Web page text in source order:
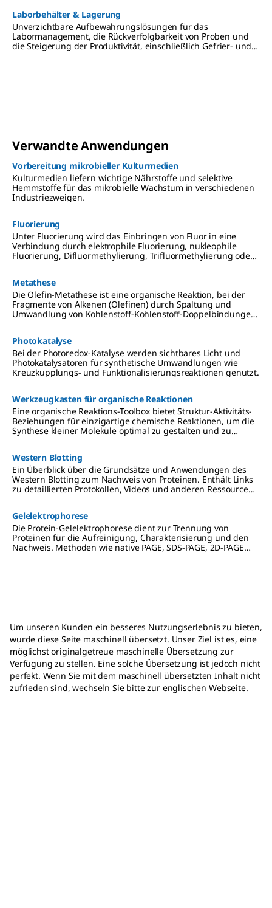
Laborbehälter & Lagerung
Unverzichtbare Aufbewahrungslösungen für das
Labormanagement, die Rückverfolgbarkeit von Proben und
die Steigerung der Produktivität, einschließlich Gefrier- und
Verwandte Anwendungen
Vorbereitung mikrobieller Kulturmedien
Kulturmedien liefern wichtige Nährstoffe und selektive
Hemmstoffe für das mikrobielle Wachstum in verschiedenen
Industriezweigen.
Fluorierung
Unter Fluorierung wird das Einbringen von Fluor in eine
Verbindung durch elektrophile Fluorierung, nukleophile
Fluorierung, Difluormethylierung, Trifluormethylierung oder
Metathese
Die Olefin-Metathese ist eine organische Reaktion, bei der
Fragmente von Alkenen (Olefinen) durch Spaltung und
Umwandlung von Kohlenstoff-Kohlenstoff-Doppelbindungen
Photokatalyse
Bei der Photoredox-Katalyse werden sichtbares Licht und
Photokatalysatoren für synthetische Umwandlungen wie
Kreuzkupplungs- und Funktionalisierungsreaktionen genutzt.
Werkzeugkasten für organische Reaktionen
Eine organische Reaktions-Toolbox bietet Struktur-Aktivitäts-
Beziehungen für einzigartige chemische Reaktionen, um die
Synthese kleiner Moleküle optimal zu gestalten und zu
Western Blotting
Ein Überblick über die Grundsätze und Anwendungen des
Western Blotting zum Nachweis von Proteinen. Enthält Links
zu detaillierten Protokollen, Videos und anderen Ressourcen
chemilumineszente, kolorimetrische und
Fluoreszenznachweisverfahren.
Gelelektrophorese
Die Protein-Gelelektrophorese dient zur Trennung von
Proteinen für die Aufreinigung, Charakterisierung und den
Nachweis. Methoden wie native PAGE, SDS-PAGE, 2D-PAGE
Um unseren Kunden ein besseres Nutzungserlebnis zu bieten,
wurde diese Seite maschinell übersetzt. Unser Ziel ist es, eine
möglichst originalgetreue maschinelle Übersetzung zur
Verfügung zu stellen. Eine solche Übersetzung ist jedoch nicht
perfekt. Wenn Sie mit dem maschinell übersetzten Inhalt nicht
zufrieden sind, wechseln Sie bitte zur englischen Webseite.